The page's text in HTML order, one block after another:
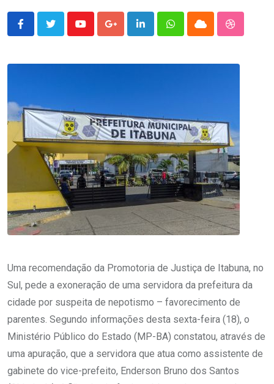
YoutubeGoogle+LinkedInWhatsappCloud
Uma recomendação da Promotoria de Justiça de Itabuna, no
Sul, pede a exoneração de uma servidora da prefeitura da
cidade por suspeita de nepotismo – favorecimento de
parentes. Segundo informações desta sexta-feira (18), o
Ministério Público do Estado (MP-BA) constatou, através de
uma apuração, que a servidora que atua como assistente de
gabinete do vice-prefeito, Enderson Bruno dos Santos